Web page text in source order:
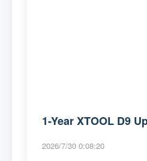
1-Year XTOOL D9
2026/7/30 0:08:20